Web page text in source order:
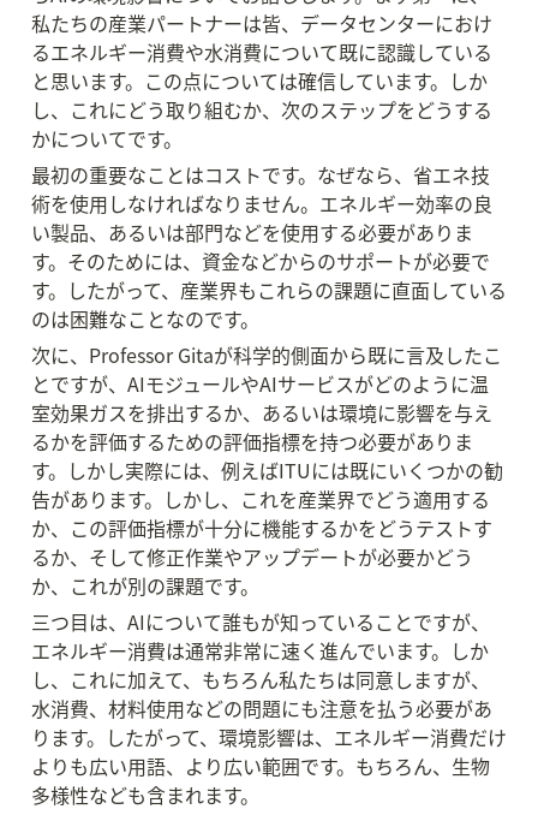
私たちの産業パートナーは皆、データセンターにおけ
るエネルギー消費や水消費について既に認識している
と思います。この点については確信しています。しか
し、これにどう取り組むか、次のステップをどうする
かについてです。
最初の重要なことはコストです。なぜなら、省エネ技
術を使用しなければなりません。エネルギー効率の良
い製品、あるいは部門などを使用する必要がありま
す。そのためには、資金などからのサポートが必要で
す。したがって、産業界もこれらの課題に直面している
のは困難なことなのです。
次に、Professor Gitaが科学的側面から既に言及したこ
とですが、AIモジュールやAIサービスがどのように温
室効果ガスを排出するか、あるいは環境に影響を与え
るかを評価するための評価指標を持つ必要がありま
す。しかし実際には、例えばITUには既にいくつかの勧
告があります。しかし、これを産業界でどう適用する
か、この評価指標が十分に機能するかをどうテストす
るか、そして修正作業やアップデートが必要かどう
か、これが別の課題です。
三つ目は、AIについて誰もが知っていることですが、
エネルギー消費は通常非常に速く進んでいます。しか
し、これに加えて、もちろん私たちは同意しますが、
水消費、材料使用などの問題にも注意を払う必要があ
ります。したがって、環境影響は、エネルギー消費だけ
よりも広い用語、より広い範囲です。もちろん、生物
多様性なども含まれます。